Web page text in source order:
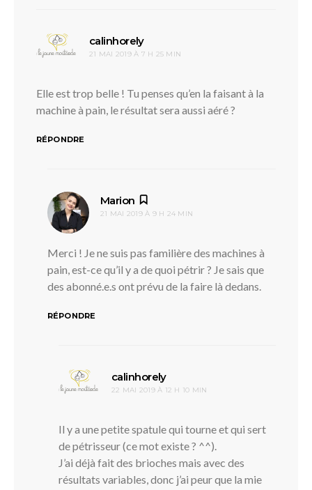
calinhorelydit :
21 MAI 2019 À 7 H 25 MIN
Elle est trop belle ! Tu penses qu’en la faisant à la
machine à pain, le résultat sera aussi aéré ?
RÉPONDRE
Marion
21 MAI 2019 À 9 H 24 MIN
Merci ! Je ne suis pas familière des machines à
pain, est-ce qu’il y a de quoi pétrir ? Je sais que
des abonné.e.s ont prévu de la faire là dedans.
RÉPONDRE
calinhorelydit :
22 MAI 2019 À 12 H 10 MIN
Il y a une petite spatule qui tourne et qui sert
de pétrisseur (ce mot existe ? ^^).
J’ai déjà fait des brioches mais avec des
résultats variables, donc j’ai peur que la mie